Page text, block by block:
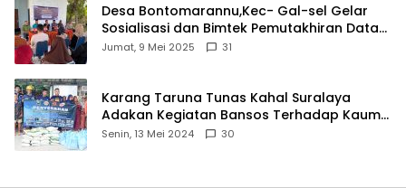
Desa Bontomarannu,Kec- Gal-sel Gelar
Sosialisasi dan Bimtek Pemutakhiran Data
ID
Jumat, 9 Mei 2025 31
Karang Taruna Tunas Kahal Suralaya
Adakan Kegiatan Bansos Terhadap Kaum
Dhuafa dan Anak Yatim-Piatu
Senin, 13 Mei 2024 30